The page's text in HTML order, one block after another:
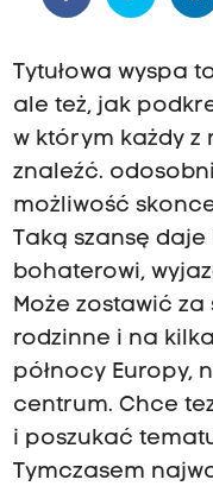
Tytułowa wyspa
ale też, jak
w którym każdy z
znaleźć.
możliwość
Taką szansę daje
bohaterowi,
Może zostawić
rodzinne i na
północy Europy,
centrum. Chce
i poszukać
Tymczasem